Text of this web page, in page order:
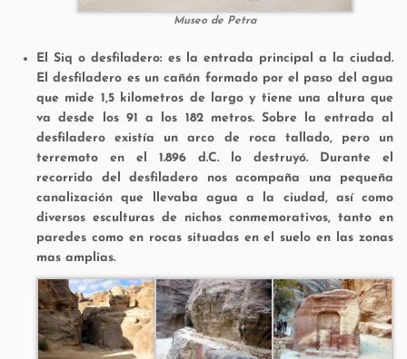
Museo de Petra
El Siq o desfiladero: es la entrada principal a la ciudad.
El desfiladero es un cañón formado por el paso del agua
que mide 1,5 kilometros de largo y tiene una altura que
va desde los 91 a los 182 metros. Sobre la entrada al
desfiladero existía un arco de roca tallado, pero un
terremoto en el 1.896 d.C. lo destruyó. Durante el
recorrido del desfiladero nos acompaña una pequeña
canalización que llevaba agua a la ciudad, así como
diversos esculturas de nichos conmemorativos, tanto en
paredes como en rocas situadas en el suelo en las zonas
mas amplias.